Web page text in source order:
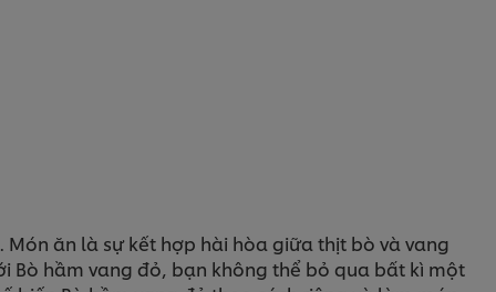
ăn là sự kết hợp hài hòa giữa thịt bò và vang
Bò hầm vang đỏ, bạn không thể bỏ qua bất kì một